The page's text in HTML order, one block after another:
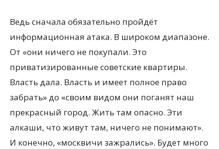
Ведь сначала обязательно пройдёт
информационная атака. В широком диапазоне.
От «они ничего не покупали. Это
приватизированные советские квартиры.
Власть дала. Власть и имеет полное право
забрать» до «своим видом они поганят наш
прекрасный город. Жить там опасно. Эти
алкаши, что живут там, ничего не понимают».
И конечно, «москвичи зажрались». Будет много